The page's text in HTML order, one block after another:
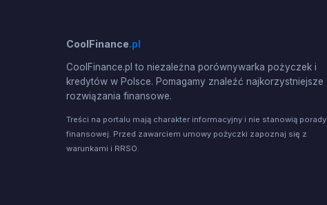
CoolFinance.pl
CoolFinance.pl to niezależna porównywarka pożyczek i
kredytów w Polsce. Pomagamy znaleźć najkorzystniejsze
rozwiązania finansowe.
Treści na portalu mają charakter informacyjny i nie stanowią porady
finansowej. Przed zawarciem umowy pożyczki zapoznaj się z
warunkami i RRSO.